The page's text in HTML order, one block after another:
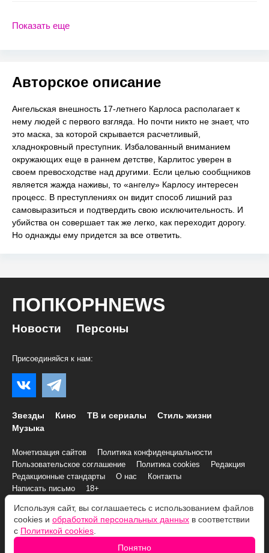
Показать еще
Авторское описание
Ангельская внешность 17-летнего Карлоса располагает к
нему людей с первого взгляда. Но почти никто не знает, что
это маска, за которой скрывается расчетливый,
хладнокровный преступник. Избалованный вниманием
окружающих еще в раннем детстве, Карлитос уверен в
своем превосходстве над другими. Если целью сообщников
является жажда наживы, то «ангелу» Карлосу интересен
процесс. В преступлениях он видит способ лишний раз
самовыразиться и подтвердить свою исключительность. И
убийства он совершает так же легко, как переходит дорогу.
Но однажды ему придется за все ответить.
ПОПКОРНNEWS
Новости Персоны
Присоединяйся к нам:
Звезды Кино ТВ и сериалы
Стиль жизни
Музыка
Монетизация сайтов
Политика конфиденциальности
Пользовательское соглашение
Политика cookies
Редакция
Редакционные стандарты
О нас
Контакты
Написать письмо
18+
© 2007–2026 Все права и материалы принадлежат
«ПОПКОРНNEWS»
При копировании информации необходимо соблюдать
Используя сайт, вы соглашаетесь с использованием файлов
cookies и обработкой персональных данных в соответствии
с Политикой cookies
Понятно